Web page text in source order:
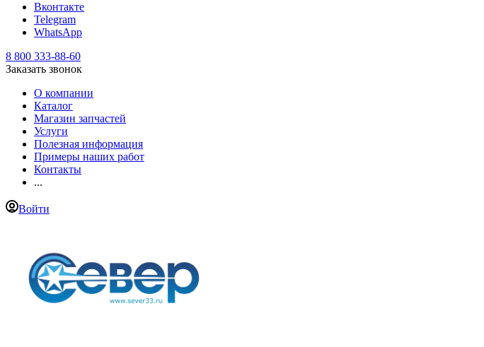
Вконтакте
Telegram
WhatsApp
8 800 333-88-60
Заказать звонок
О компании
Каталог
Магазин запчастей
Услуги
Полезная информация
Примеры наших работ
Контакты
...
Войти